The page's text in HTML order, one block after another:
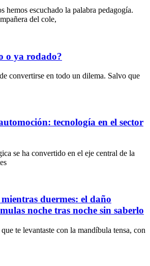
hemos escuchado la palabra pedagogía.
del cole,
o ya rodado?
convertirse en todo un dilema. Salvo que
tecnología en el sector
se ha convertido en el eje central de la
duermes: el daño
noche tras noche sin saberlo
te levantaste con la mandíbula tensa, con